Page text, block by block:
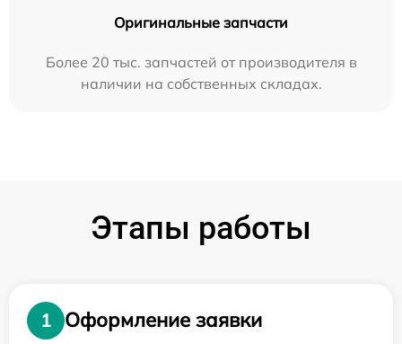
Оригинальные запчасти
Более 20 тыс. запчастей от производителя в
наличии на собственных складах.
Этапы работы
1
Оформление заявки